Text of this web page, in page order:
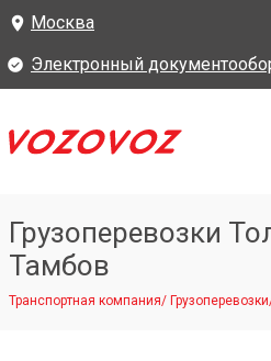
Москва
Электронный
Грузоперевозки
Тамбов
Транспортная компания/ Грузоперевозки